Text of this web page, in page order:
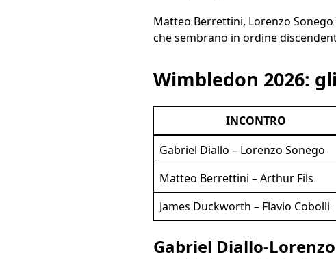
Matteo Berrettini, Lorenzo
che sembrano in ordine
Wimbledon 2026:
INCONTRO
Gabriel Diallo – Lorenzo Sonego
Matteo Berrettini – Arthur Fils
James Duckworth – Flavio Cobolli
Gabriel Diallo-